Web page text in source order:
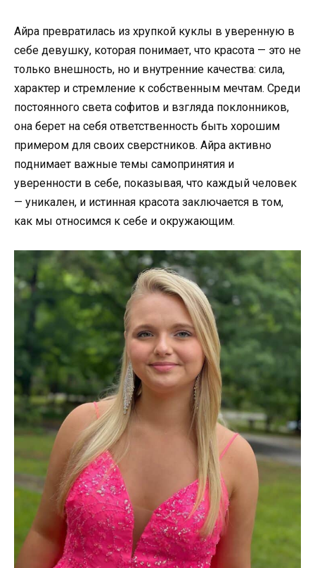
Айра превратилась из хрупкой куклы в уверенную в
себе девушку, которая понимает, что красота — это не
только внешность, но и внутренние качества: сила,
характер и стремление к собственным мечтам. Среди
постоянного света софитов и взгляда поклонников,
она берет на себя ответственность быть хорошим
примером для своих сверстников. Айра активно
поднимает важные темы самопринятия и
уверенности в себе, показывая, что каждый человек
— уникален, и истинная красота заключается в том,
как мы относимся к себе и окружающим.